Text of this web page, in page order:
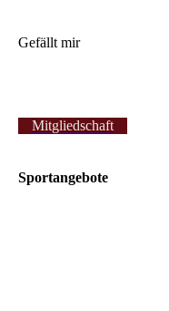
Gefällt mir
Mitgliedschaft
Sportangebote